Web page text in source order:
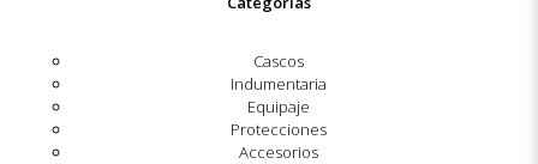
Cascos
Indumentaria
Equipaje
Protecciones
Accesorios